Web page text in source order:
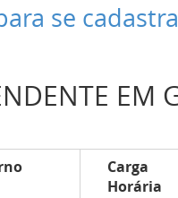
se
EM
Carga
Horária